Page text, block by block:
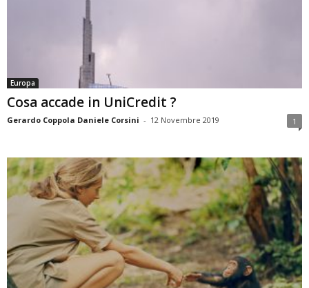
Europa
Cosa accade in UniCredit ?
Gerardo Coppola Daniele Corsini - 12 Novembre 2019 1